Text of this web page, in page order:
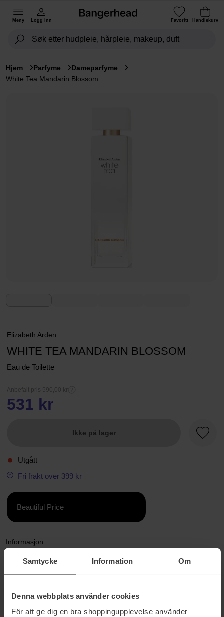
Samtycke Information Om
Denna webbplats använder cookies
För att ge dig en bra shoppingupplevelse använder
Meny Logg inn Favoritt Handlekurv
Hjem Parfyme
Dameparfyme
White Tea Mandarin Blossom
Elizabeth Arden
WHITE TEA MANDARIN BLOSSOM
Eau de Toilette
Anbefalt pris 590,00 kr
531 kr
Ikke på lager
Utgått
Fri frakt over 399 kr
Beautiful Price
Informasjon
Elizabeth Arden White Tea Mandarin
Blossom EDT
White Tea Mandarin Blossom skaper følelse av lykke og energi! Duften
har toppnoter som åpner med mandarin, bergamott sitron og eksotiske